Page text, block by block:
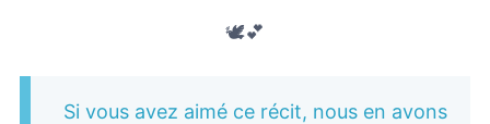
🕊💕
Si vous avez aimé ce récit, nous en avons